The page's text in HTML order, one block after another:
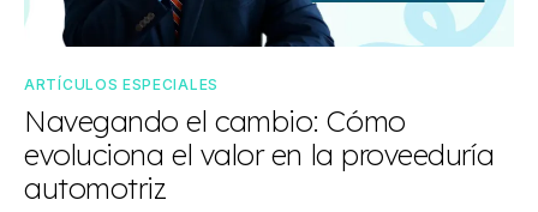
ARTÍCULOS ESPECIALES
Navegando el cambio: Cómo
evoluciona el valor en la proveeduría
automotriz